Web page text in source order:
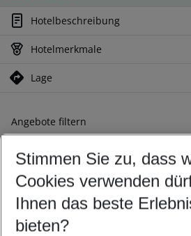
Hotelbeschreibung
Hotelmerkmale
Lage
Angebote filtern
Ändern Sie Ihre Kriterien nach Ihren
Abflughafen wählen
Beliebiger Abflughafen
Reisezeitraum wählen
09.08.26– 07.08.27 5-8
Stimmen Sie zu, dass
Cookies verwenden
Ihnen das beste
bieten?